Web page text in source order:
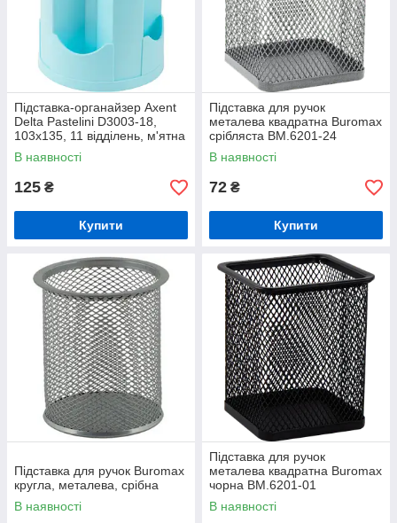
Підставка-органайзер Axent
Delta Pastelini D3003-18,
103x135, 11 відділень, м'ятна
В наявності
125 ₴
Купити
Підставка для ручок
металева квадратна Buromax
срібляста BM.6201-24
В наявності
72 ₴
Купити
Підставка для ручок Buromax
кругла, металева, срібна
В наявності
Підставка для ручок
металева квадратна Buromax
чорна BM.6201-01
В наявності